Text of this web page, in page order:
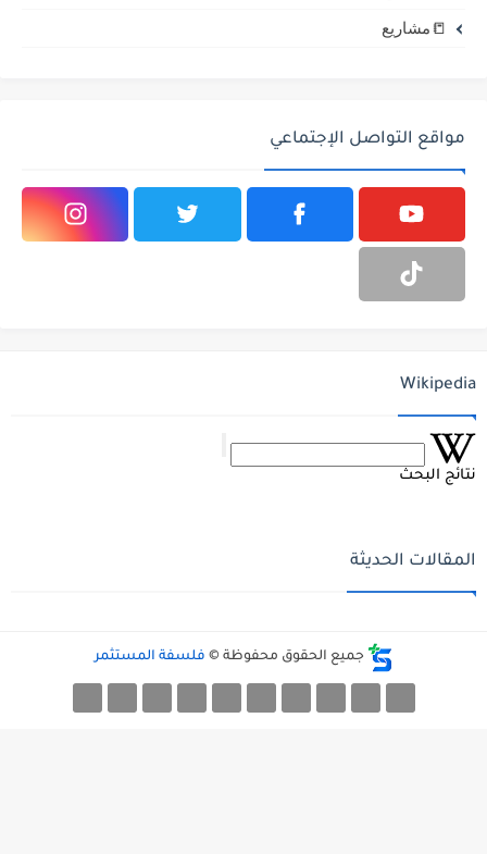
📒مشاريع
مواقع التواصل الإجتماعي
Wikipedia
نتائج البحث
المقالات الحديثة
جميع الحقوق محفوظة © فلسفة المستثمر